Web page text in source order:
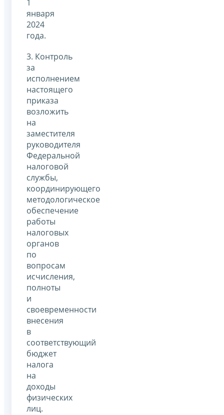
1
января
2024
года.
3. Контроль
за
исполнением
настоящего
приказа
возложить
на
заместителя
руководителя
Федеральной
налоговой
службы,
координирующего
методологическое
обеспечение
работы
налоговых
органов
по
вопросам
исчисления,
полноты
и
своевременности
внесения
в
соответствующий
бюджет
налога
на
доходы
физических
лиц.